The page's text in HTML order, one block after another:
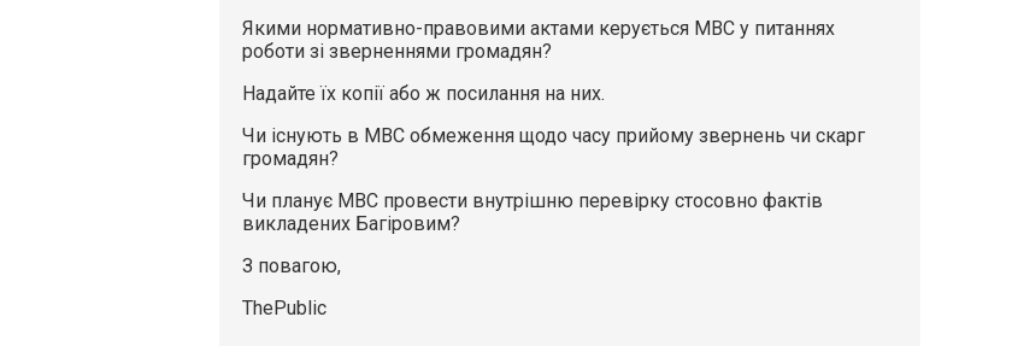
Якими нормативно-правовими актами керується МВС у питаннях
роботи зі зверненнями громадян?
Надайте їх копії або ж посилання на них.
Чи існують в МВС обмеження щодо часу прийому звернень чи скарг
громадян?
Чи планує МВС провести внутрішню перевірку стосовно фактів
викладених Багіровим?
З повагою,
ThePublic